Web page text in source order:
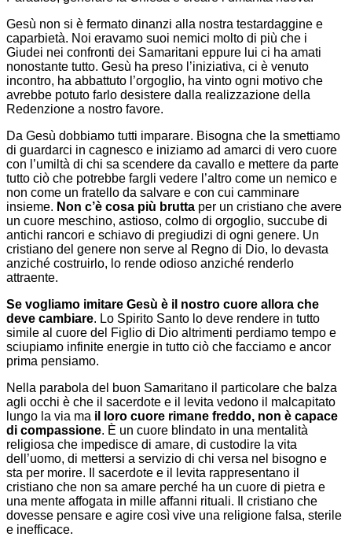
Gesù non si è fermato dinanzi alla nostra testardaggine e
caparbietà. Noi eravamo suoi nemici molto di più che i
Giudei nei confronti dei Samaritani eppure lui ci ha amati
nonostante tutto. Gesù ha preso l’iniziativa, ci è venuto
incontro, ha abbattuto l’orgoglio, ha vinto ogni motivo che
avrebbe potuto farlo desistere dalla realizzazione della
Redenzione a nostro favore.
Da Gesù dobbiamo tutti imparare. Bisogna che la smettiamo
di guardarci in cagnesco e iniziamo ad amarci di vero cuore
con l’umiltà di chi sa scendere da cavallo e mettere da parte
tutto ciò che potrebbe fargli vedere l’altro come un nemico e
non come un fratello da salvare e con cui camminare
insieme. Non c’è cosa più brutta per un cristiano che avere
un cuore meschino, astioso, colmo di orgoglio, succube di
antichi rancori e schiavo di pregiudizi di ogni genere. Un
cristiano del genere non serve al Regno di Dio, lo devasta
anziché costruirlo, lo rende odioso anziché renderlo
attraente.
Se vogliamo imitare Gesù è il nostro cuore allora che
deve cambiare. Lo Spirito Santo lo deve rendere in tutto
simile al cuore del Figlio di Dio altrimenti perdiamo tempo e
sciupiamo infinite energie in tutto ciò che facciamo e ancor
prima pensiamo.
Nella parabola del buon Samaritano il particolare che balza
agli occhi è che il sacerdote e il levita vedono il malcapitato
lungo la via ma il loro cuore rimane freddo, non è capace
di compassione. È un cuore blindato in una mentalità
religiosa che impedisce di amare, di custodire la vita
dell’uomo, di mettersi a servizio di chi versa nel bisogno e
sta per morire. Il sacerdote e il levita rappresentano il
cristiano che non sa amare perché ha un cuore di pietra e
una mente affogata in mille affanni rituali. Il cristiano che
dovesse pensare e agire così vive una religione falsa, sterile
e inefficace.